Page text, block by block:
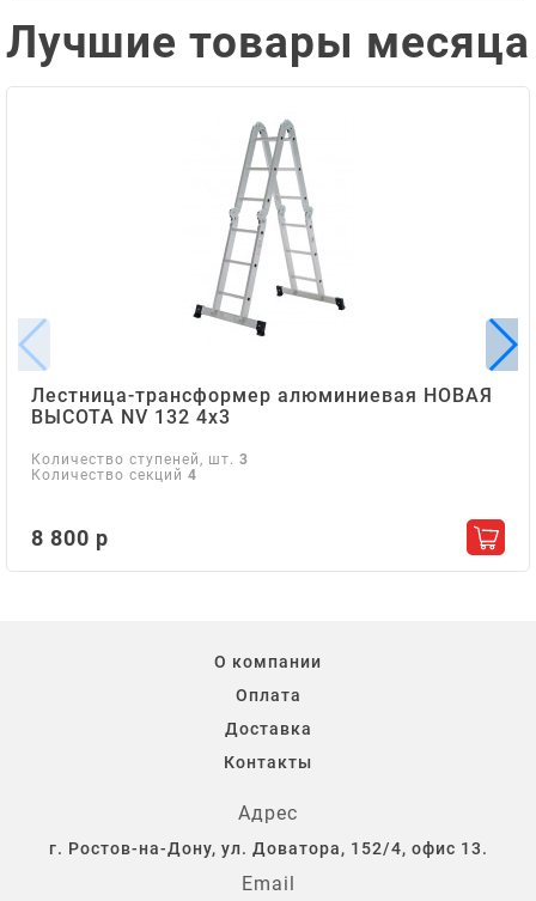
Лучшие товары месяца
Лестница-трансформер алюминиевая НОВАЯ
ВЫСОТА NV 132 4х3
Количество ступеней, шт. 3
Количество секций 4
8 800 р
О компании
Оплата
Доставка
Контакты
Адрес
г. Ростов-на-Дону, ул. Доватора, 152/4, офис 13.
Email